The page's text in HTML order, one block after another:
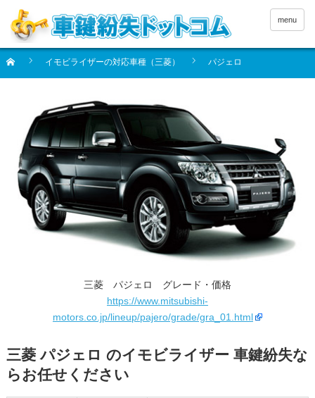
menu
イモビライザーの対応車種（三菱） パジェロ
三菱 パジェロ グレード・価格
https://www.mitsubishi-
motors.co.jp/lineup/pajero/grade/gra_01.html
三菱 パジェロ のイモビライザー 車鍵紛失な
らお任せください